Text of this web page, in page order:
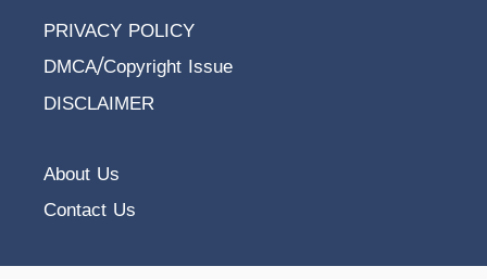
PRIVACY POLICY
DMCA/Copyright Issue
DISCLAIMER
About Us
Contact Us